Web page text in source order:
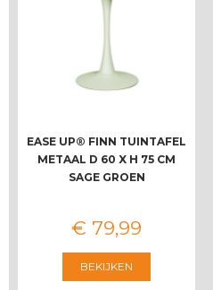
EASE UP® FINN TUINTAFEL
METAAL D 60 X H 75 CM
SAGE GROEN
€ 79,99
BEKIJKEN